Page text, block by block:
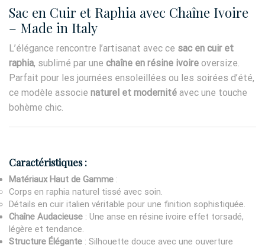
Sac en Cuir et Raphia avec Chaîne Ivoire
– Made in Italy
L’élégance rencontre l’artisanat avec ce sac en cuir et
raphia, sublimé par une chaîne en résine ivoire oversize.
Parfait pour les journées ensoleillées ou les soirées d’été,
ce modèle associe naturel et modernité avec une touche
bohème chic.
Caractéristiques :
Matériaux Haut de Gamme :
Corps en raphia naturel tissé avec soin.
Détails en cuir italien véritable pour une finition sophistiquée.
Chaîne Audacieuse : Une anse en résine ivoire effet torsadé,
légère et tendance.
Structure Élégante : Silhouette douce avec une ouverture